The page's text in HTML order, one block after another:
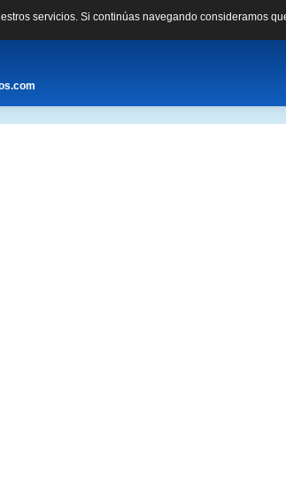
servicios. Si continúas navegando consideramos